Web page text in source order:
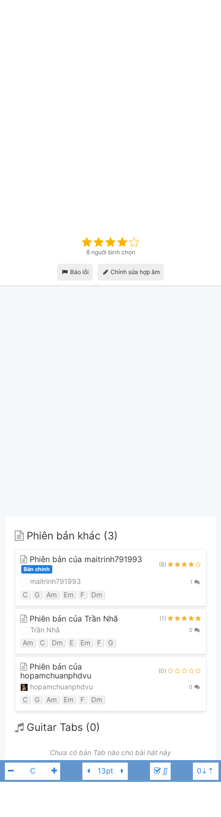
∬
8 người bình chọn
Báo lỗi Chỉnh sửa hợp âm
Phiên bản khác (3)
Phiên bản của maitrinh791993
Bản chính
(8)
maitrinh791993 1
C G Am Em F Dm
Phiên bản của Trần Nhã (1)
Trần Nhã 0
Am C Dm E Em F G
Phiên bản của
hopamchuanphdvu
(0)
hopamchuanphdvu 0
C G Am Em F Dm
Guitar Tabs (0)
Chưa có bản Tab nào cho bài hát này